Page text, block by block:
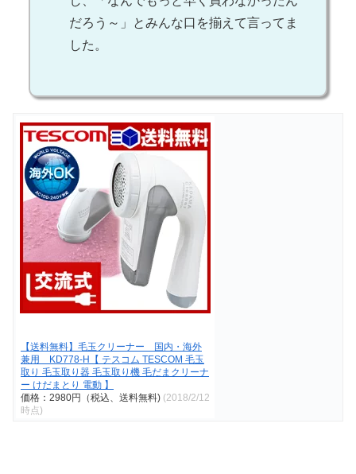
だろう～」とみんな口を揃えて言ってま
した。
【送料無料】毛玉クリーナー 国内・海外
兼用 KD778-H【 テスコム TESCOM 毛玉
取り 毛玉取り器 毛玉取り機 毛だまクリーナ
ー けだまとり 電動 】
価格：2980円（税込、送料無料) (2018/2/12
時点)